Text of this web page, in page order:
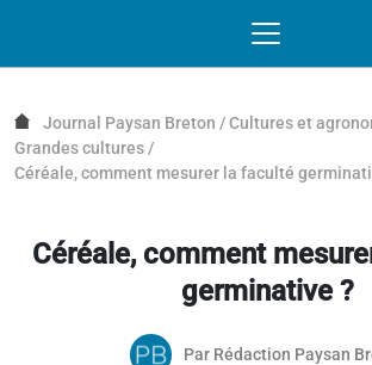
Journal Paysan Breton /Cultures et
Grandes cultures /
Céréale, comment mesurer la faculté
Céréale, comment
germinative ?
Par Rédaction Paysan